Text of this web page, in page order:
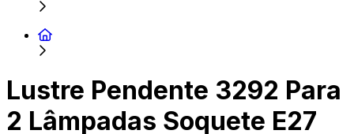
Lustre Pendente 3292 Para
2 Lâmpadas Soquete E27